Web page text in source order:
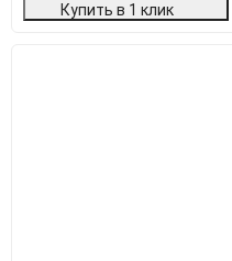
Купить в 1 клик